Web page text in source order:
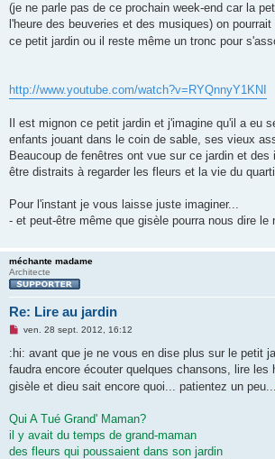
(je ne parle pas de ce prochain week-end car la
l'heure des beuveries et des musiques) on
ce petit jardin ou il reste même un tronc pour
http://www.youtube.com/watch?v=RYQnnyY1KNI
Il est mignon ce petit jardin et j'imagine qu'il a eu
enfants jouant dans le coin de sable, ses vieux
Beaucoup de fenêtres ont vue sur ce jardin et
être distraits à regarder les fleurs et la vie du
Pour l'instant je vous laisse juste imaginer...
- et peut-être même que gisèle pourra nous dire le
méchante madame
Architecte
Re: Lire au jardin
M
s
a
g
e
o
n
l
u
ven. 28 sept. 2012, 16:12
:hi: avant que je ne vous en dise plus sur le petit
faudra encore écouter quelques chansons, lire les
gisèle et dieu sait encore quoi... patientez un peu...
Qui A Tué Grand' Maman?
il y avait du temps de grand-maman
des fleurs qui poussaient dans son jardin